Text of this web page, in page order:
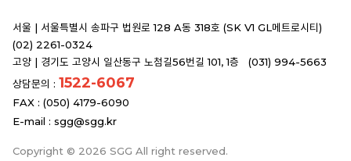
서울 | 서울특별시 송파구 법원로 128 A동 318호 (SK V1 GL메트로시티)
(02) 2261-0324
고양 | 경기도 고양시 일산동구 노첨길56번길 101, 1층 (031) 994-5663
상담문의 : 1522-6067
FAX : (050) 4179-6090
E-mail : sgg@sgg.kr
Copyright © 2026 SGG All right reserved.